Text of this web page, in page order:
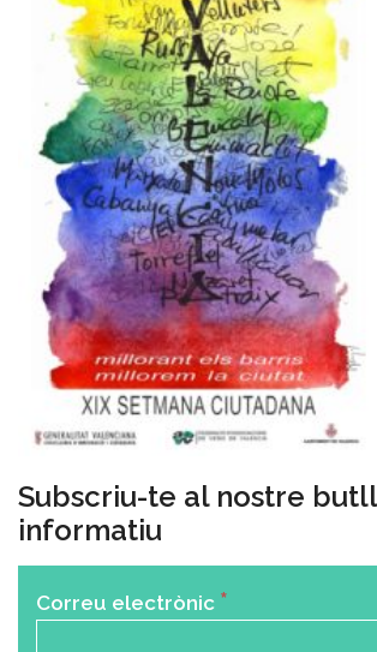
Subscriu-te al nostre
informatiu
Correu electrònic *